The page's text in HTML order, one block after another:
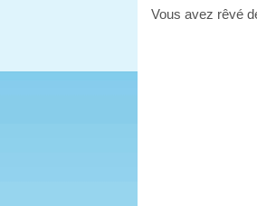
Vous avez rêvé